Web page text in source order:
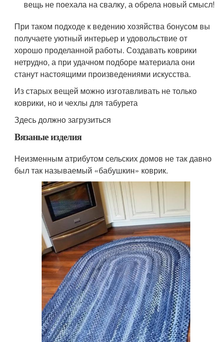
вещь не поехала на свалку, а обрела новый смысл!
При таком подходе к ведению хозяйства бонусом вы
получаете уютный интерьер и удовольствие от
хорошо проделанной работы. Создавать коврики
нетрудно, а при удачном подборе материала они
станут настоящими произведениями искусства.
Из старых вещей можно изготавливать не только
коврики, но и чехлы для табурета
Здесь должно загрузиться
Вязаные изделия
Неизменным атрибутом сельских домов не так давно
был так называемый «бабушкин» коврик.